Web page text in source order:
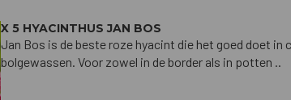
X 5 HYACINTHUS JAN BOS
Jan Bos is de beste roze hyacint die het goed doet in
bolgewassen. Voor zowel in de border als in potten ..